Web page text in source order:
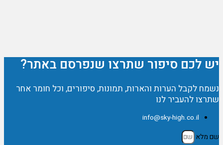
יש לכם סיפור שתרצו שנפרסם באתר?
נשמח לקבל הערות והארות, תמונות, סיפורים, וכל חומר אחר
שתרצו להעביר לנו
info@sky-high.co.il
שם מלא